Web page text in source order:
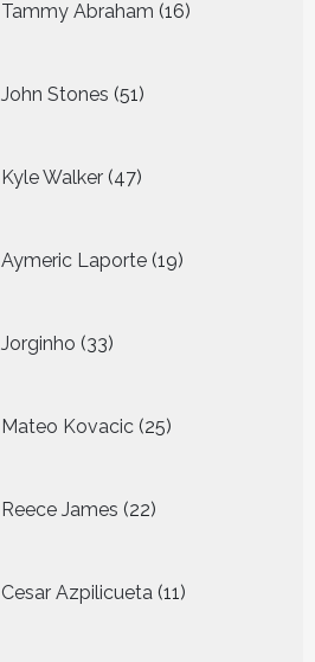
Tammy Abraham 16
producten
John Stones 51
producten
Kyle Walker 47
producten
Aymeric Laporte 19
producten
Jorginho 33
producten
Mateo Kovacic 25
producten
Reece James 22
producten
Cesar Azpilicueta 11
producten